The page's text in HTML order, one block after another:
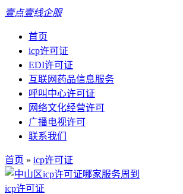
壹点壹线企服
首页
icp许可证
EDI许可证
互联网药品信息服务
呼叫中心许可证
网络文化经营许可
广播电视许可
联系我们
首页 » icp许可证
icp许可证